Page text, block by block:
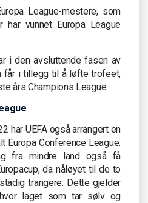
League-mestere, som
vunnet Europa League
i den avsluttende fasen av
får i tillegg til å løfte trofeet,
års Champions League.
har UEFA også arrangert en
Europa Conference League.
fra mindre land også få
da nåløyet til de to
trangere. Dette gjelder
laget som tar sølv og